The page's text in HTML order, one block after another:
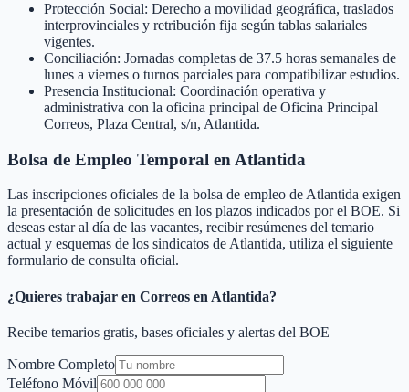
Protección Social: Derecho a movilidad geográfica, traslados
interprovinciales y retribución fija según tablas salariales
vigentes.
Conciliación: Jornadas completas de 37.5 horas semanales de
lunes a viernes o turnos parciales para compatibilizar estudios.
Presencia Institucional: Coordinación operativa y
administrativa con la oficina principal de Oficina Principal
Correos, Plaza Central, s/n, Atlantida.
Bolsa de Empleo Temporal en Atlantida
Las inscripciones oficiales de la bolsa de empleo deAtlantida exigen
la presentación de solicitudes en los plazos indicados por el BOE. Si
deseas estar al día de las vacantes, recibir resúmenes del temario
actual y esquemas de los sindicatos deAtlantida, utiliza el siguiente
formulario de consulta oficial.
¿Quieres trabajar en Correos en Atlantida?
Recibe temarios gratis, bases oficiales y alertas del BOE
Nombre Completo
Teléfono Móvil